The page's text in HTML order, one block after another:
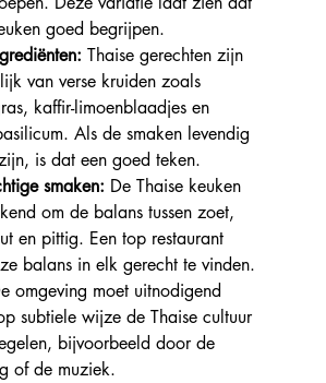
goed begrijpen.
Thaise gerechten zijn
van verse kruiden zoals
kaffir-limoenblaadjes en
Als de smaken levendig
is dat een goed teken.
smaken: De Thaise keuken
om de balans tussen zoet,
en pittig. Een top restaurant
balans in elk gerecht te vinden.
omgeving moet uitnodigend
subtiele wijze de Thaise cultuur
bijvoorbeeld door de
of de muziek.